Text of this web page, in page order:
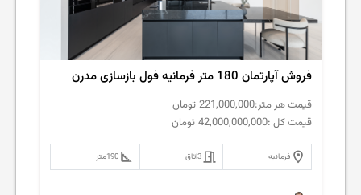
فروش‌ آپارتمان 180 متر فرمانیه فول بازسازی مدرن
قیمت هر متر:221,000,000 تومان
قیمت کل :42,000,000,000 تومان
فرمانیه 3اتاق 190متر